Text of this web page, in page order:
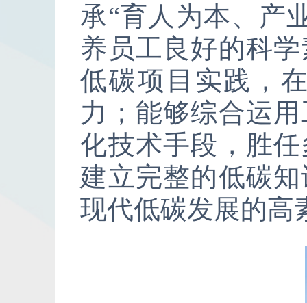
承“育人为本、产
养员工良好的科
低碳项目实践，
力；能够综合运
化技术手段，胜
建立完整的低碳
现代低碳发展的高